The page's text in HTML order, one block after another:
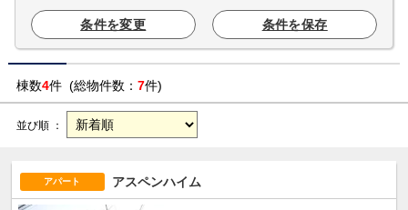
条件を変更 条件を保存
棟数4件 (総物件数： 7件)
並び順 ：
アパート アスペンハイム